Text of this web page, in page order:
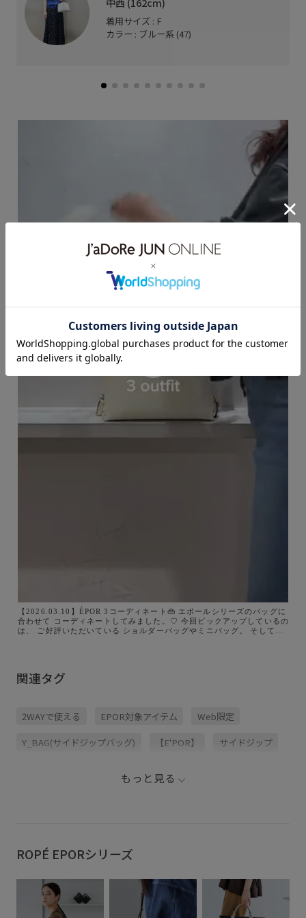
着用サイズ : F
カラー : ブルー系 (47)
【2026.03.10】ÉPOR 3コーディネート👜 エポールシリーズのバッグに
合わせて コーディネートしてみました。♡ 今回ピックアップしているの
は、 ご好評いただいている ショルダーバッグやミニバッグ。 そして、
関連タグ
2WAYで使える EPOR対象アイテム Web限定
Y_BAG(サイドジップバッグ) 【E'POR】 サイドジップ
もっと見る
ROPÉ EPORシリーズ